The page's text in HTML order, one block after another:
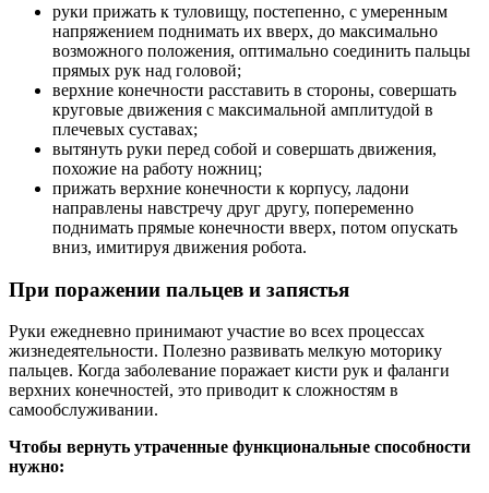
руки прижать к туловищу, постепенно, с умеренным
напряжением поднимать их вверх, до максимально
возможного положения, оптимально соединить пальцы
прямых рук над головой;
верхние конечности расставить в стороны, совершать
круговые движения с максимальной амплитудой в
плечевых суставах;
вытянуть руки перед собой и совершать движения,
похожие на работу ножниц;
прижать верхние конечности к корпусу, ладони
направлены навстречу друг другу, попеременно
поднимать прямые конечности вверх, потом опускать
вниз, имитируя движения робота.
При поражении пальцев и запястья
Руки ежедневно принимают участие во всех процессах
жизнедеятельности. Полезно развивать мелкую моторику
пальцев. Когда заболевание поражает кисти рук и фаланги
верхних конечностей, это приводит к сложностям в
самообслуживании.
Чтобы вернуть утраченные функциональные способности
нужно: